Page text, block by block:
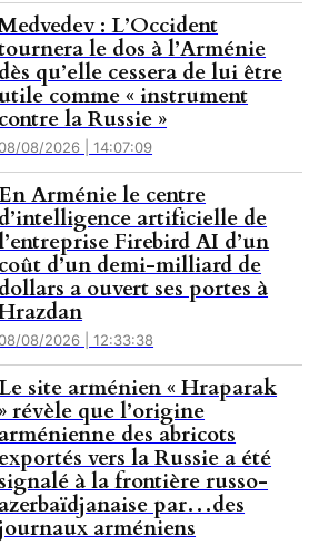
: L’Occident
le dos à l’Arménie
qu’elle cessera de lui être
comme « instrument
la Russie »
08/2026 | 14:07:09
Arménie le centre
artificielle de
Firebird AI d’un
d’un demi-milliard de
a ouvert ses portes à
08/2026 | 12:33:38
site arménien « Hraparak
révèle que l’origine
des abricots
vers la Russie a été
à la frontière russo-
par…des
arméniens